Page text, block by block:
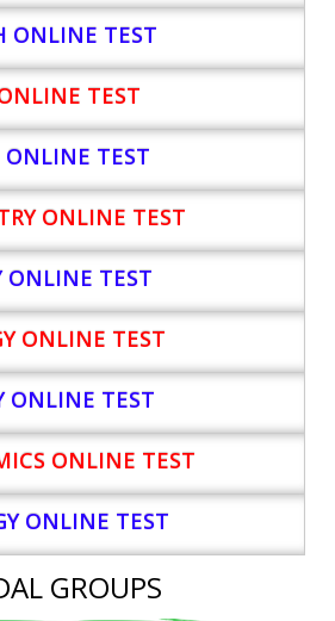
ONLINE TEST
TEST
ONLINE TEST
ONLINE TEST
ONLINE TEST
ONLINE TEST
ONLINE TEST
ONLINE TEST
ONLINE TEST
GROUPS